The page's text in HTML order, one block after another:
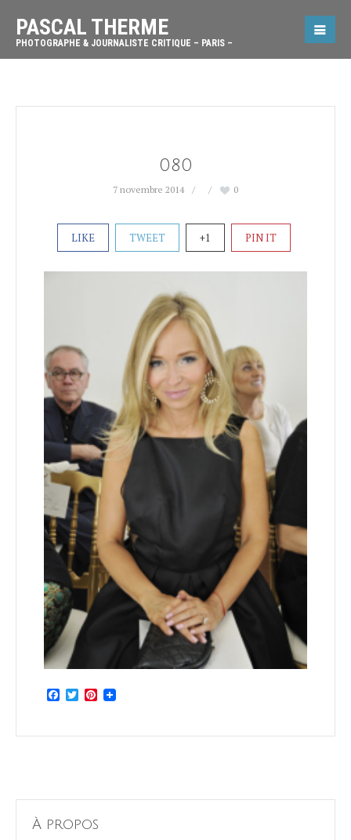
PASCAL THERME
PHOTOGRAPHE & JOURNALISTE CRITIQUE – PARIS –
080
7 novembre 2014 0
LIKE TWEET +1 PIN IT
Facebook
TwitterPinterest
À propos